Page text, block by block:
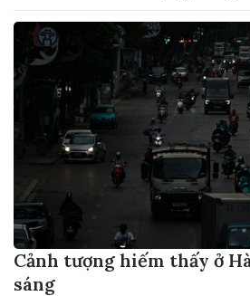
Cảnh tượng hiếm thấy ở
sáng